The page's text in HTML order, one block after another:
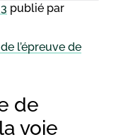
publié par
l’épreuve de
de
voie